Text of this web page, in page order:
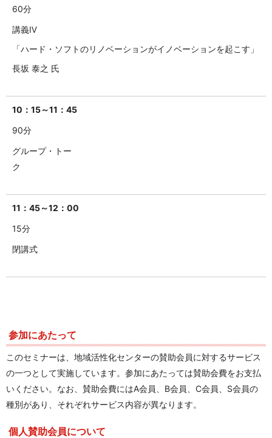
60分
講義Ⅳ
「ハード・ソフトのリノベーションがイノベーションを起こす」
長坂 泰之 氏
10：15～11：45
90分
グループ・トー
ク
11：45～12：00
15分
閉講式
参加にあたって
このセミナーは、地域活性化センターの賛助会員に対するサービス
の一つとして実施しています。参加にあたっては賛助会費をお支払
いください。なお、賛助会費にはA会員、B会員、C会員、S会員の
種別があり、それぞれサービス内容が異なります。
個人賛助会員について